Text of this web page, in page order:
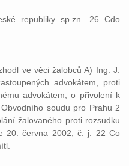
republiky sp.zn. 26 Cdo
ve věci žalobců A) Ing. J.
advokátem, proti
advokátem, o přivolení k
soudu pro Prahu 2
žalovaného proti rozsudku
20. června 2002, č. j. 22 Co